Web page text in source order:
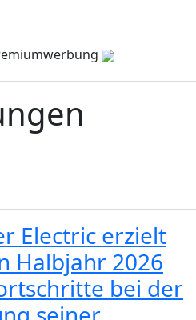
Electric erzielt
Halbjahr 2026
bei der